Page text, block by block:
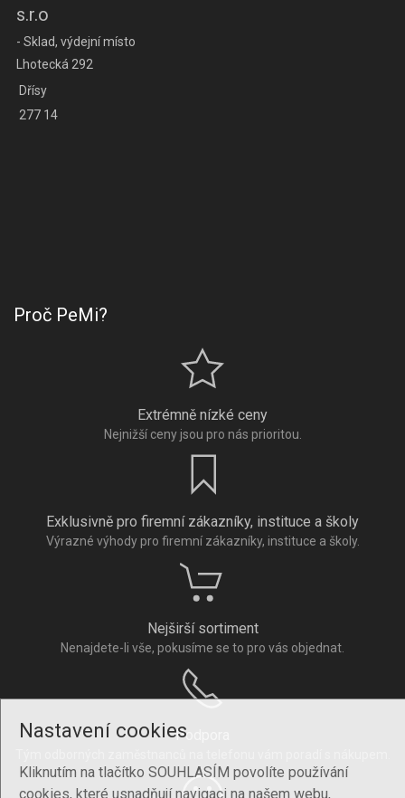
Nastavení cookies
Kliknutím na tlačítko SOUHLASÍM povolíte používání
cookies, které usnadňují navigaci na našem webu,
s.r.o
- Sklad, výdejní místo
Lhotecká 292
Dřísy
277 14
Proč PeMi?
Extrémně nízké ceny
Nejnižší ceny jsou pro nás prioritou.
Exklusivně pro firemní zákazníky, instituce a školy
Výrazné výhody pro firemní zákazníky, instituce a školy.
Nejširší sortiment
Nenajdete-li vše, pokusíme se to pro vás objednat.
Podpora